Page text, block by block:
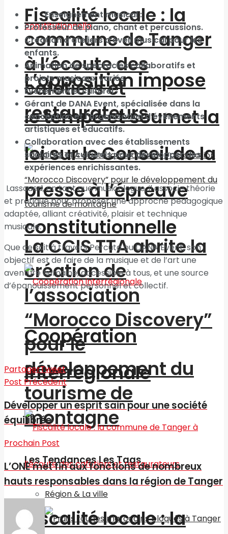
Fiscalité locale : la
commune de Tanger
à l’écoute des
cafetiers et
restaurateurs
La CCIS TTA abrite la
création de
l’association
“Morocco Discovery”
pour le
développement du
tourisme de
montagne
Les Tendances Les Tags
Région & La ville
L’opposition impose
le tempo et soumet la
loi sur le Conseil de la
presse à l’épreuve
constitutionnelle
Coopération
interrégionale
Fiscalité locale : la
Enseignement musical :
Professeur de piano, chant et percussions.
Création d’ateliers d’éveil musical pour les
enfants.
Animation de spectacles collaboratifs et
projets musicaux variés.
Événementiel culturel :
Gérant de DANA Event, spécialisée dans la
conception et l’organisation d’événements
artistiques et éducatifs.
Collaboration avec des établissements
scolaires et culturels pour développer des
expériences enrichissantes.
Lassoued, en tant que musicologue, il associe théorie
et pratique pour proposer une approche pédagogique
adaptée, alliant créativité, plaisir et technique
musicale.
Que ce soit à travers Percuta ou DANA Event, son
objectif est de faire de la musique et de l’art une
aventure humaine, accessible à tous, et une source
d’épanouissement personnel et collectif.
PartagerTweet
Post Précédent
Développer un esprit sain pour une société
équilibrée
Prochain Post
L’ONE met fin aux fonctions de nombreux
hauts responsables dans la région de Tanger‎